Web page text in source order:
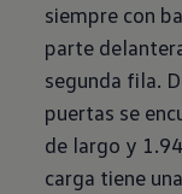
siempre con
parte
segunda fila.
puertas se
de largo y
carga tiene